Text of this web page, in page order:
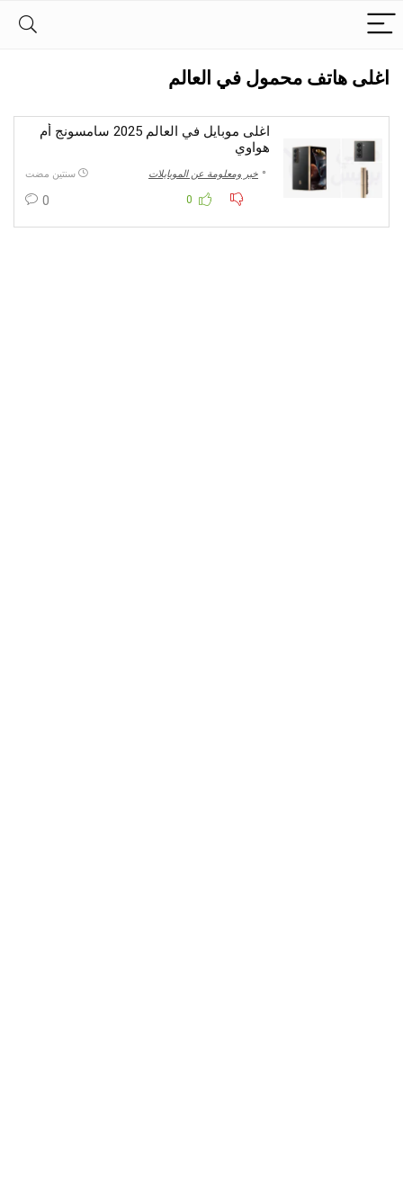
اغلى هاتف محمول في العالم
اغلى موبايل في العالم 2025 سامسونج أم
هواوي
خبر ومعلومة عن الموبايلات سنتين مضت
0
0